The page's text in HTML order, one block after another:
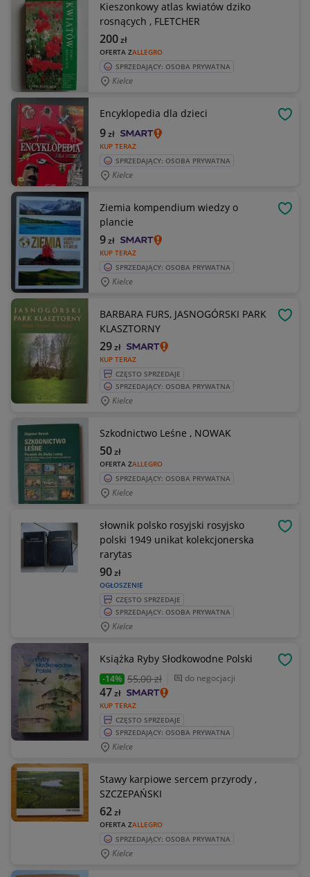
Kieszonkowy atlas kwiatów dziko
rosnących , FLETCHER
OFERTA ZALLEGRO
200zł
SPRZEDAJĄCY: OSOBA PRYWATNA
Kielce
Encyklopedia dla dzieci
KUP TERAZ
9zł
SPRZEDAJĄCY: OSOBA PRYWATNA
Kielce
Ziemia kompendium wiedzy o
plancie
KUP TERAZ
9zł
SPRZEDAJĄCY: OSOBA PRYWATNA
Kielce
BARBARA FURS, JASNOGÓRSKI PARK
KLASZTORNY
KUP TERAZ
29zł
CZĘSTO SPRZEDAJE
SPRZEDAJĄCY: OSOBA PRYWATNA
Kielce
Szkodnictwo Leśne , NOWAK
OFERTA ZALLEGRO
50zł
SPRZEDAJĄCY: OSOBA PRYWATNA
Kielce
słownik polsko rosyjski rosyjsko
polski 1949 unikat kolekcjonerska
rarytas
OGŁOSZENIE
90zł
CZĘSTO SPRZEDAJE
SPRZEDAJĄCY: OSOBA PRYWATNA
Kielce
Książka Ryby Słodkowodne Polski
-14% 55,00 zł do negocjacji
KUP TERAZ
47zł
CZĘSTO SPRZEDAJE
SPRZEDAJĄCY: OSOBA PRYWATNA
Kielce
Stawy karpiowe sercem przyrody ,
SZCZEPAŃSKI
OFERTA ZALLEGRO
62zł
SPRZEDAJĄCY: OSOBA PRYWATNA
Kielce